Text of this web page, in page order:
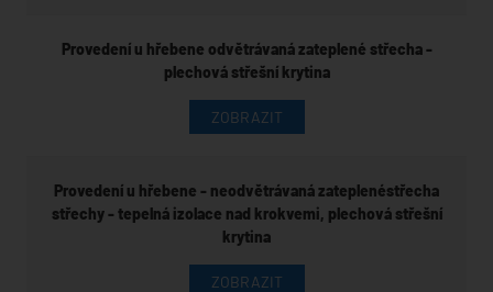
Provedení u hřebene odvětrávaná zateplené střecha -
plechová střešní krytina
ZOBRAZIT
Provedení u hřebene - neodvětrávaná zateplenéstřecha
střechy - tepelná izolace nad krokvemi, plechová střešní
krytina
ZOBRAZIT